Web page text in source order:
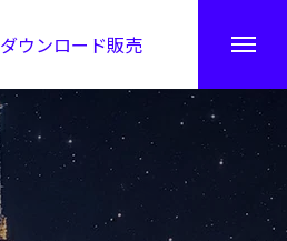
ダウンロード販売